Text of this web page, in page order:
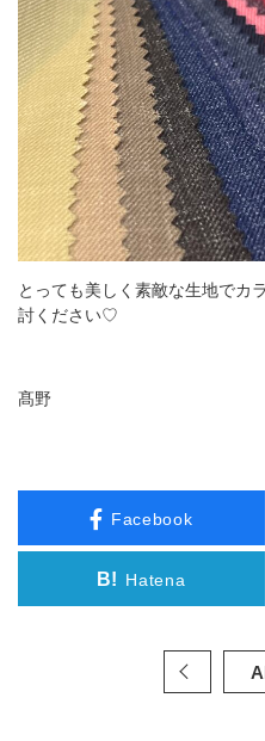
とっても美しく素敵な生地でカ
討ください♡
髙野
Facebook
B! Hatena